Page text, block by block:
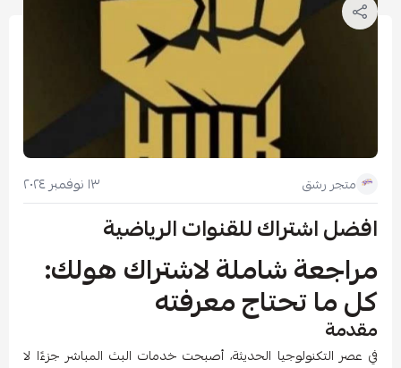
متجر رشق ١٣ نوفمبر ٢٠٢٤
افضل اشتراك للقنوات الرياضية
مراجعة شاملة لاشتراك هولك:
كل ما تحتاج معرفته
مقدمة
في عصر التكنولوجيا الحديثة، أصبحت خدمات البث المباشر جزءًا لا